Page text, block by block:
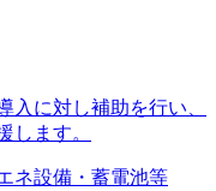
入に対し補助を行い、
します。
ネ設備・蓄電池等